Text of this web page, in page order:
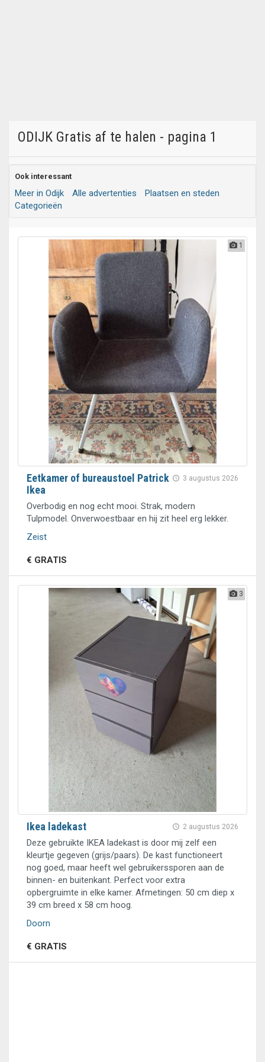
ODIJK Gratis af te halen - pagina 1
Ook interessant
Meer in Odijk Alle advertenties
Plaatsen en steden
Categorieën
1
3 augustus 2026
Eetkamer of bureaustoel Patrick
Ikea
Overbodig en nog echt mooi. Strak, modern
Tulpmodel. Onverwoestbaar en hij zit heel erg lekker.
Zeist
€ GRATIS
3
2 augustus 2026
Ikea ladekast
Deze gebruikte IKEA ladekast is door mij zelf een
kleurtje gegeven (grijs/paars). De kast functioneert
nog goed, maar heeft wel gebruikerssporen aan de
binnen- en buitenkant. Perfect voor extra
opbergruimte in elke kamer. Afmetingen: 50 cm diep x
39 cm breed x 58 cm hoog.
Doorn
€ GRATIS